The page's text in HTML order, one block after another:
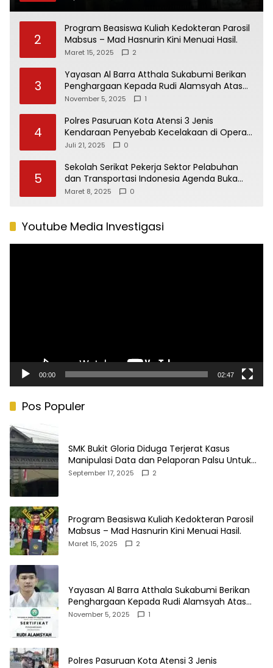
2
Program Beasiswa Kuliah Kedokteran Parosil
Mabsus – Mad Hasnurin Kini Menuai Hasil.
Maret 15, 2025 2
3
Yayasan Al Barra Atthala Sukabumi Berikan
Penghargaan Kepada Rudi Alamsyah Atas
Kontribusi Sosial dan Kemasyarakatan
November 5, 2025 1
4
Polres Pasuruan Kota Atensi 3 Jenis
Kendaraan Penyebab Kecelakaan di Operasi
Patuh Semeru 2025
Juli 21, 2025 0
5
Sekolah Serikat Pekerja Sektor Pelabuhan
dan Transportasi Indonesia Agenda Buka
Puasa Bersama
Maret 8, 2025 0
Youtube Media Investigasi
00:00 02:47
Pos Populer
SMK Bukit Gloria Diduga Terjerat Kasus
Manipulasi Data dan Pelaporan Palsu Untuk
Mendapatkan Dana Bos
September 17, 2025 2
Program Beasiswa Kuliah Kedokteran Parosil
Mabsus – Mad Hasnurin Kini Menuai Hasil.
Maret 15, 2025 2
Yayasan Al Barra Atthala Sukabumi Berikan
Penghargaan Kepada Rudi Alamsyah Atas
Kontribusi Sosial dan Kemasyarakatan
November 5, 2025 1
Polres Pasuruan Kota Atensi 3 Jenis